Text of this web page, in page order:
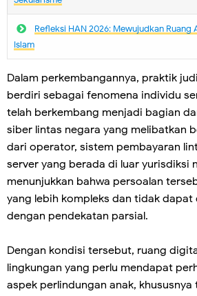
Refleksi HAN 2026: Mewujudkan Ruang
Islam
Dalam perkembangannya, praktik
berdiri sebagai fenomena individu
telah berkembang menjadi bagian
siber lintas negara yang melibatkan
dari operator, sistem pembayaran
server yang berada di luar yurisdiksi
menunjukkan bahwa persoalan
yang lebih kompleks dan tidak dapat
dengan pendekatan parsial.
Dengan kondisi tersebut, ruang
lingkungan yang perlu mendapat
aspek perlindungan anak,